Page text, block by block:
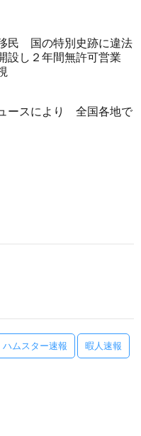
民 国の特別史跡に違法
設し２年間無許可営業
ースにより 全国各地で
ハムスター速報 暇人速報